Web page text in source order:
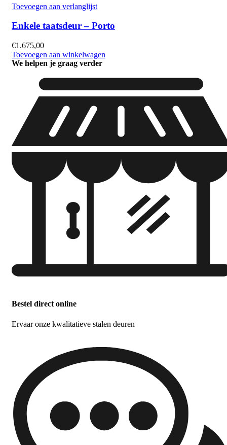
Toevoegen aan verlanglijst
Enkele taatsdeur – Porto
€1.675,00
Toevoegen aan winkelwagen
We helpen je graag verder
Bestel direct online
Ervaar onze kwalitatieve stalen deuren